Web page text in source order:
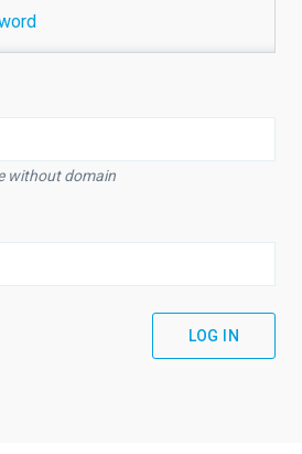
without domain